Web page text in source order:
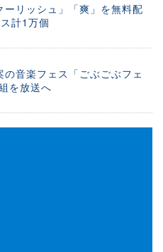
ーリッシュ」「爽」を無料配
計1万個
音楽フェス「ごぶごぶフェ
を放送へ